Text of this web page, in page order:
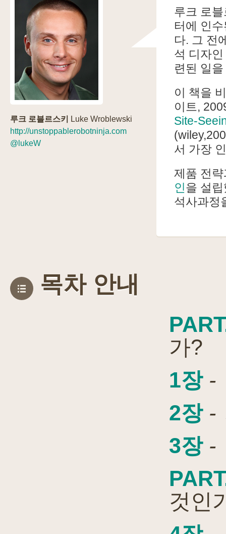
루크 로블르스키
Luke Wroblewski
http://unstoppablerobotninja.com
@lukeW
루크 로
터에 인
다. 그 전
석 디자
련된 일
이 책을
이트,
Site-
서 가장
제품 전
인을 설
석사과정
목차 안내
가?
1장 -
2장 -
3장 -
것인